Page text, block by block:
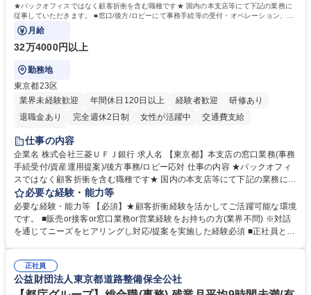
★バックオフィスではなく顧客折衝を含む職種です★ 国内の本支店等にて下記の業務に
従事していただきます。 ■窓口/後方/ロビーにて事務手続等の受付・オペレーション、お
客様対応
月給
32万4000円以上
勤務地
東京都23区
業界未経験歓迎
年間休日120日以上 経験者歓迎
研修あり
退職金あり
完全週休2日制 女性が活躍中
交通費支給
土日祝休み
仕事の内容
企業名 株式会社三菱ＵＦＪ銀行 求人名 【東京都】本支店の窓口業務(事務
手続受付/資産運用提案)/後方事務/ロビー応対 仕事の内容 ★バックオフィ
スではなく顧客折衝を含む職種です★ 国内の本支店等にて下記の業務に従
事していただきます。 ■窓口/後方/ロビーにて事務手続等の受付・オペレ
ーション、お客様対応 ■窓口にて、ご来店された個人のお客様に対して金
融商品のご提案 ■効率的な事務運用の検討・構築等 ≪業務紹介：ご応募前
に必ずご覧ください≫ ※記事 https://www.mysite.bk.mufg.jp/career/circle/
必要な経験・能力等
必要な経験・能力等 【必須】★顧客折衝経験を活かしてご活躍可能な環境
です。 ■販売or接客or窓口業務or営業経験をお持ちの方(業界不問) ※対話
を通じてニーズをヒアリングし対応/提案を実施した経験必須 ■正社員とし
るので安心して入行いただけます。 幅広いキャリアの選択肢があり、公募
や社内副業等を活用し、 一人ひとりが挑戦できるカルチャーが浸透してい
正社員
公益財団法人東京都道路整備保全公社